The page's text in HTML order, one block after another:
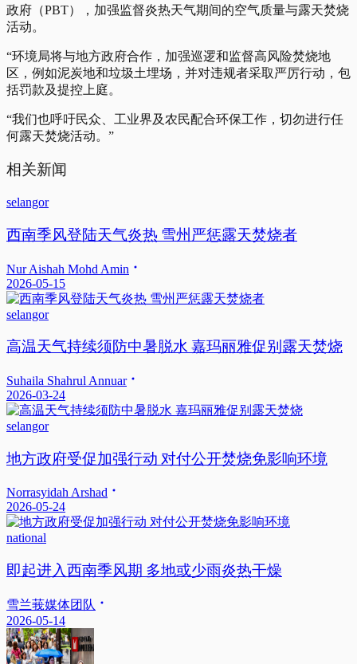
政府（PBT），加强监督炎热天气期间的空气质量与露天焚烧
活动。
“环境局将与地方政府合作，加强巡逻和监督高风险焚烧地
区，例如泥炭地和垃圾土埋场，并对违规者采取严厉行动，包
括罚款及提控上庭。
“我们也呼吁民众、工业界及农民配合环保工作，切勿进行任
何露天焚烧活动。”
相关新闻
selangor
西南季风登陆天气炎热 雪州严惩露天焚烧者
Nur Aishah Mohd Amin
2026-05-15
selangor
高温天气持续须防中暑脱水 嘉玛丽雅促别露天焚烧
Suhaila Shahrul Annuar
2026-03-24
selangor
地方政府受促加强行动 对付公开焚烧免影响环境
Norrasyidah Arshad
2026-05-24
national
即起进入西南季风期 多地或少雨炎热干燥
雪兰莪媒体团队
2026-05-14